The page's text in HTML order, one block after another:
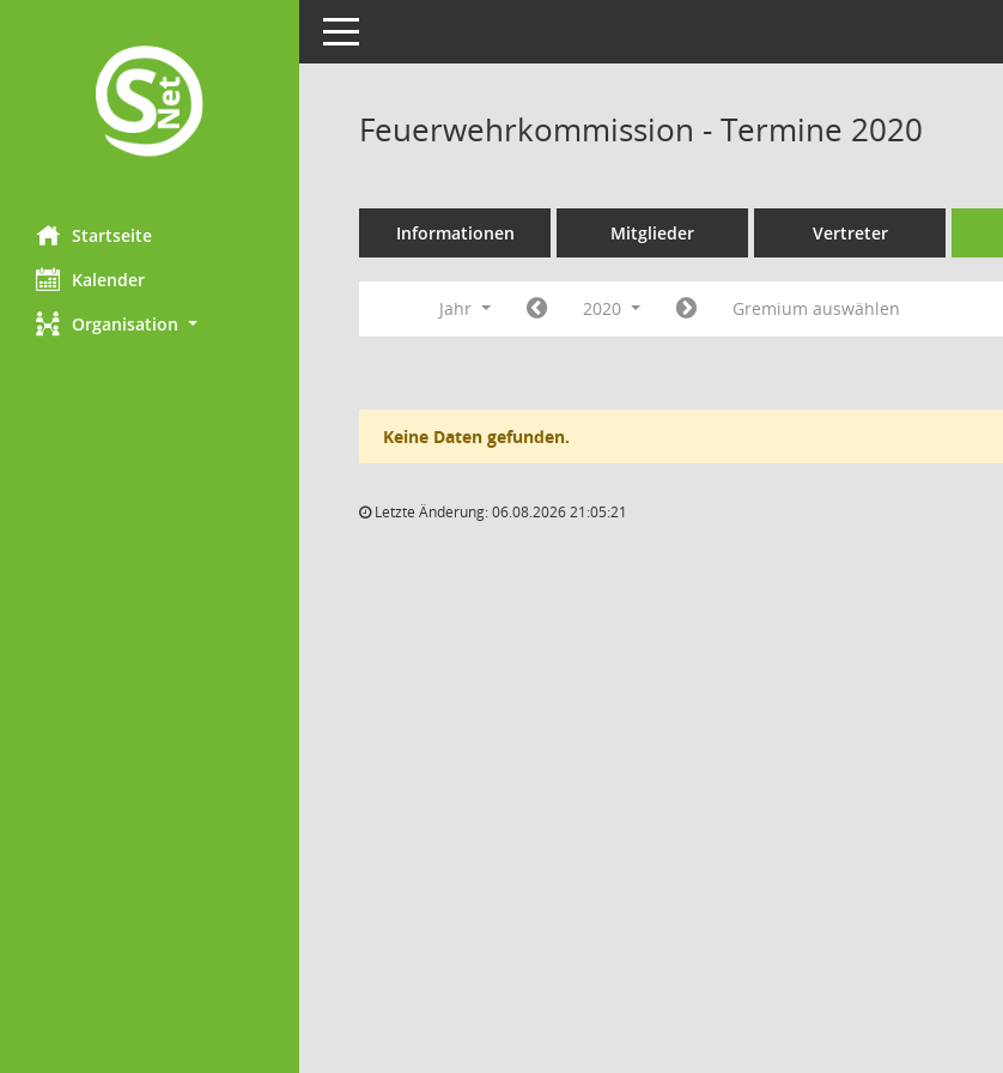
Startseite
Kalender
Organisation
Toggle navigation
Feuerwehrkommission - Termine 2020
Informationen Mitglieder Vertreter
Jahr 2020 Gremium auswählen
Keine Daten gefunden.
Letzte Änderung: 06.08.2026 21:05:21